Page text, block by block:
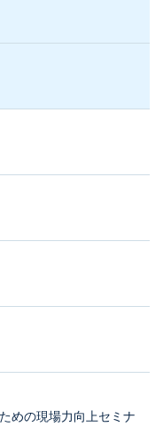
めの現場力向上セミナ